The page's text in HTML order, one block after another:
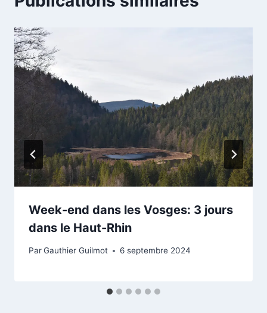
Week-end dans les Vosges: 3 jours
dans le Haut-Rhin
ParGauthier Guilmot 6 septembre 2024